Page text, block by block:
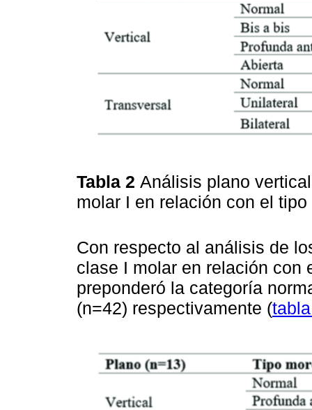
Tabla 2 Análisis plano
molar I en relación con el
Con respecto al análisis de
clase I molar en relación con
preponderó la categoría
(n=42) respectivamente (